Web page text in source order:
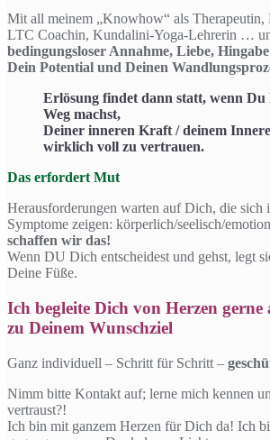
Mit all meinem „Knowhow“ als Therapeutin,
LTC Coachin, Kundalini-Yoga-Lehrerin …
bedingungsloser Annahme, Liebe, Hingabe
Dein Potential und Deinen
Erlösung findet dann statt, wenn Du
Weg machst,
Deiner inneren Kraft / deinem
wirklich voll zu vertrauen.
Das erfordert Mut
Herausforderungen warten auf Dich, die sich
Symptome zeigen: körperlich/seelisch/
schaffen wir das!
Wenn DU Dich entscheidest und gehst, legt
Deine Füße.
Ich begleite Dich von Herzen gerne
zu Deinem Wunschziel
Ganz individuell – Schritt für Schritt –
Nimm bitte Kontakt auf; lerne mich kennen
vertraust?!
Ich bin mit ganzem Herzen für Dich da! Ich